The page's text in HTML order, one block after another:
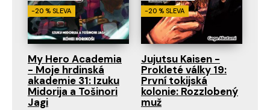
-20 % SLEVA
My Hero Academia
- Moje hrdinská
akademie 31: Izuku
Midorija a Tošinori
Jagi
-20 % SLEVA
Jujutsu Kaisen -
Prokleté války 19:
První tokijská
kolonie: Rozzlobený
muž